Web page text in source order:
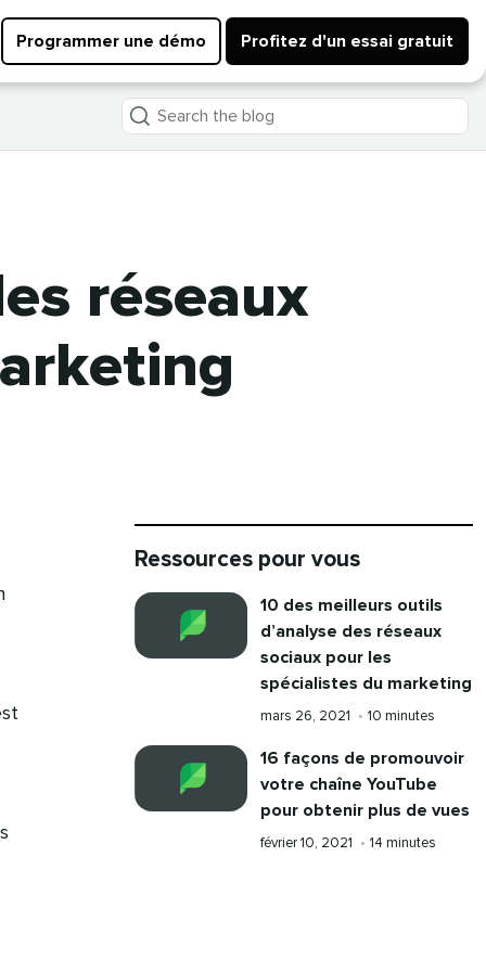
Programmer une démo Profitez d'un essai gratuit
Search
the
réseaux
Ressources pour vous
10 des meilleurs outils
d’analyse des réseaux
sociaux pour les
spécialistes du marketing
Publication
mars 26, 2021 • Temps
lecture
10 minutes
16 façons de promouvoir
votre chaîne YouTube
pour obtenir plus de vues
Publication
février 10, 2021 • Temps
14 minutes